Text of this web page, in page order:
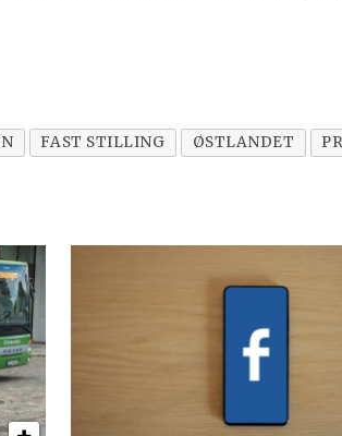
FAST STILLING ØSTLANDET